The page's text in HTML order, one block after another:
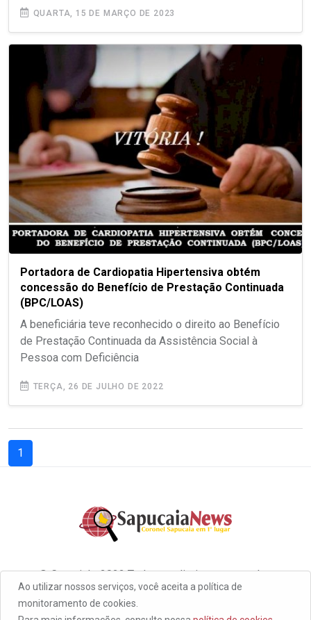
QUARTA, 15 DE MARÇO DE 2023
Portadora de Cardiopatia Hipertensiva obtém
concessão do Benefício de Prestação Continuada
(BPC/LOAS)
A beneficiária teve reconhecido o direito ao Benefício
de Prestação Continuada da Assistência Social à
Pessoa com Deficiência
TERÇA, 26 DE JULHO DE 2022
1
Ao utilizar nossos serviços, você aceita a política de
monitoramento de cookies.
© Copyright 2022 Todos os direitos reservados